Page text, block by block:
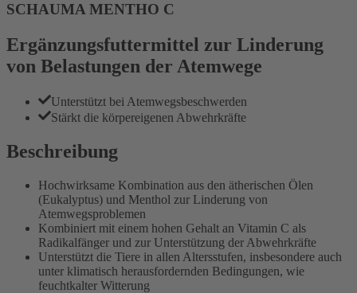
SCHAUMA MENTHO C
Ergänzungsfuttermittel zur Linderung
von Belastungen der Atemwege
Unterstützt bei Atemwegsbeschwerden
Stärkt die körpereigenen Abwehrkräfte
Beschreibung
Hochwirksame Kombination aus den ätherischen Ölen
(Eukalyptus) und Menthol zur Linderung von
Atemwegsproblemen
Kombiniert mit einem hohen Gehalt an Vitamin C als
Radikalfänger und zur Unterstützung der Abwehrkräfte
Unterstützt die Tiere in allen Altersstufen, insbesondere auch
unter klimatisch herausfordernden Bedingungen, wie
feuchtkalter Witterung